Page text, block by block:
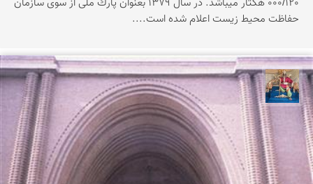
000/120 هكتار میباشد. در سال 1379 بعنوان پارك ملى از سوى سازمان
حفاظت محیط زیست اعلام شده است....
هادی کرایی